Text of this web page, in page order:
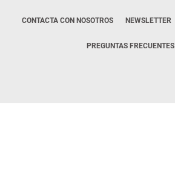
CONTACTA CON NOSOTROS NEWSLETTER
PREGUNTAS FRECUENTES